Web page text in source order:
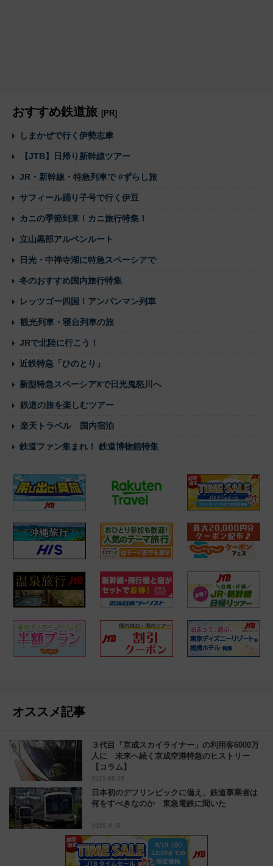
おすすめ鉄道旅 [PR]
しまかぜで行く伊勢志摩
【JTB】日帰り新幹線ツアー
JR・新幹線・特急列車で #ずらし旅
サフィール踊り子号で行く伊豆
カニの季節到来！カニ旅行特集！
立山黒部アルペンルート
日光・中禅寺湖に特急スペーシアで
冬のおすすめ国内旅行特集
レッツゴー四国！アンパンマン列車
観光列車・寝台列車の旅
JRで北陸に行こう！
近鉄特急「ひのとり」
新型特急スペーシアXで日光鬼怒川へ
鉄道の旅を楽しむツアー
楽天トラベル 国内宿泊
鉄道ファン集まれ！ 鉄道博物館特集
オススメ記事
３代目「京成スカイライナー」の利用客6000万
人に 未来へ続く京成空港特急のヒストリー
【コラム】
2025.08.09
日本初のデフリンピックに備え、鉄道事業者は
何をすべきなのか 東急電鉄に聞いた
2025.11.15